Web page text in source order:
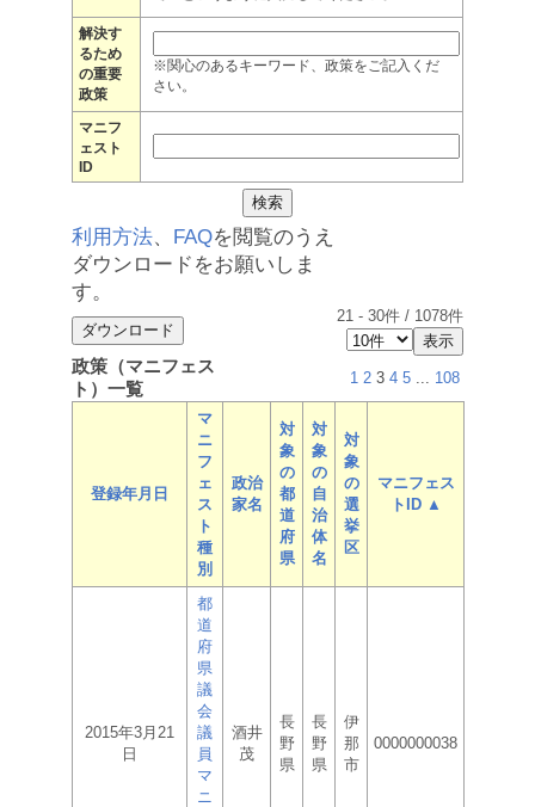
解決す
るため
の重要
政策
※関心のあるキーワード、政策をご記入くだ
さい。
マニフ
ェスト
ID
利用方法、 FAQを閲覧のうえ
ダウンロードをお願いしま
す。
21 - 30件 / 1078件
政策（マニフェス
ト）一覧
1 2 3 4 5 ... 108
登録年月日
マ
ニ
フ
ェ
ス
ト
種
別
政治
家名
対
象
の
都
道
府
県
対
象
の
自
治
体
名
対
象
の
選
挙
区
マニフェス
トID ▲
2015年3月21
日
都
道
府
県
議
会
議
員
マ
ニ
酒井
茂
長
野
県
長
野
県
伊
那
市
0000000038